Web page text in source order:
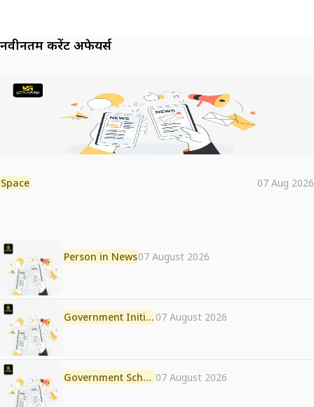
नवीनतम करेंट अफेयर्स
Space 07 Aug 2026
Person in News07 August 2026
Government Initiative 07 August 2026
Government Scheme 07 August 2026